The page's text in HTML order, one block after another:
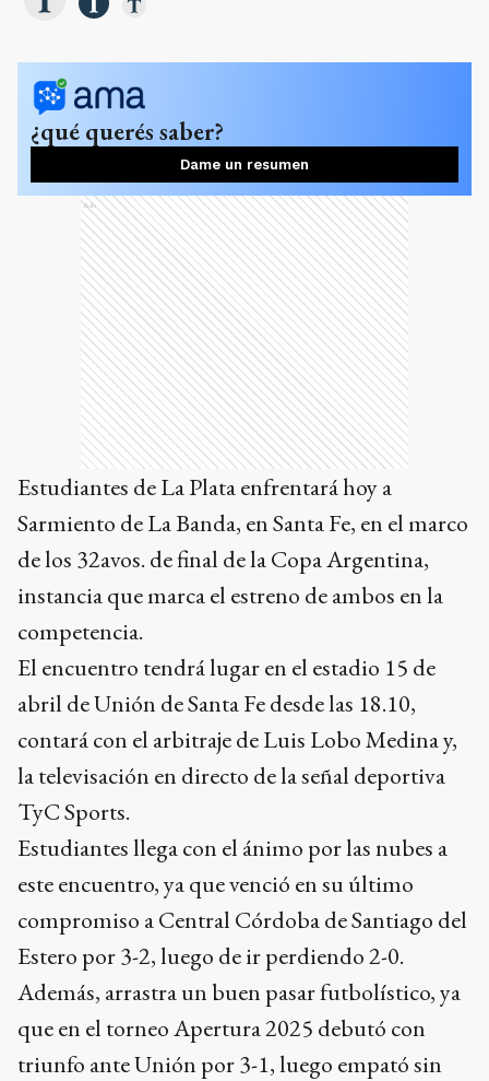
¿qué querés saber?
Dame un resumen
Ads
Estudiantes de La Plata enfrentará hoy a
Sarmiento de La Banda, en Santa Fe, en el marco
de los 32avos. de final de la Copa Argentina,
instancia que marca el estreno de ambos en la
competencia.
El encuentro tendrá lugar en el estadio 15 de
abril de Unión de Santa Fe desde las 18.10,
contará con el arbitraje de Luis Lobo Medina y,
la televisación en directo de la señal deportiva
TyC Sports.
Estudiantes llega con el ánimo por las nubes a
este encuentro, ya que venció en su último
compromiso a Central Córdoba de Santiago del
Estero por 3-2, luego de ir perdiendo 2-0.
Además, arrastra un buen pasar futbolístico, ya
que en el torneo Apertura 2025 debutó con
triunfo ante Unión por 3-1, luego empató sin